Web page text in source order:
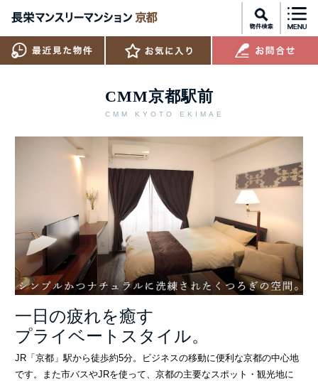
CMM京都駅前
CMM KYOTO EKIMAE
一日の疲れを癒す
プライベートスタイル。
JR「京都」駅から徒歩約5分。ビジネスの移動に便利な京都の中心地
です。また市バスやJRを使って、京都の主要なスポット・観光地に